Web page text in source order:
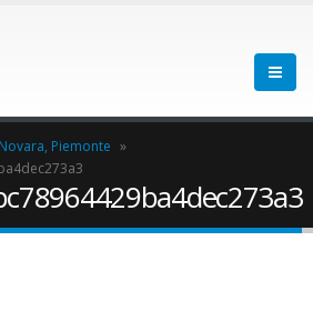
Piemonte »